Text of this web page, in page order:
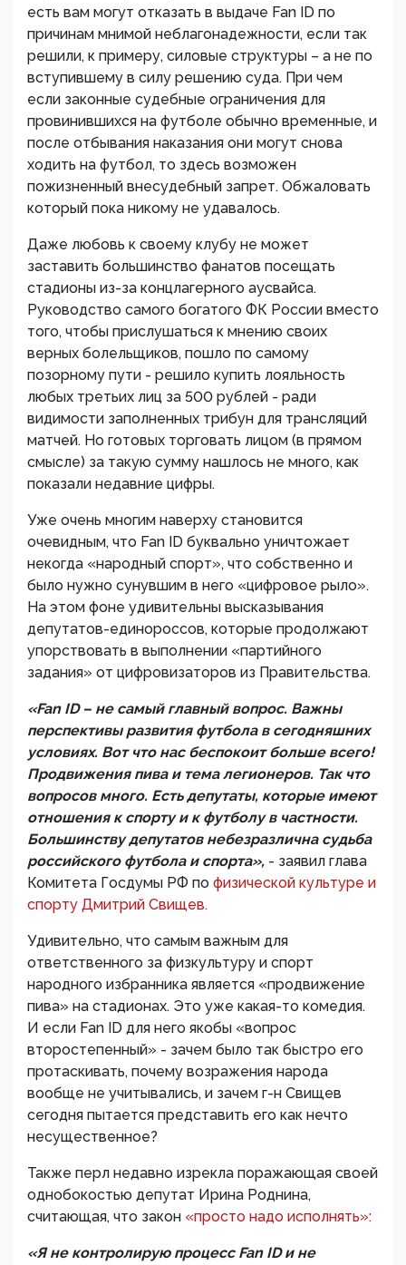
есть вам могут отказать в выдаче Fan ID по
причинам мнимой неблагонадежности, если так
решили, к примеру, силовые структуры – а не по
вступившему в силу решению суда. При чем
если законные судебные ограничения для
провинившихся на футболе обычно временные, и
после отбывания наказания они могут снова
ходить на футбол, то здесь возможен
пожизненный внесудебный запрет. Обжаловать
который пока никому не удавалось.
Даже любовь к своему клубу не может
заставить большинство фанатов посещать
стадионы из-за концлагерного аусвайса.
Руководство самого богатого ФК России вместо
того, чтобы прислушаться к мнению своих
верных болельщиков, пошло по самому
позорному пути - решило купить лояльность
любых третьих лиц за 500 рублей - ради
видимости заполненных трибун для трансляций
матчей. Но готовых торговать лицом (в прямом
смысле) за такую сумму нашлось не много, как
показали недавние цифры.
Уже очень многим наверху становится
очевидным, что Fan ID буквально уничтожает
некогда «народный спорт», что собственно и
было нужно сунувшим в него «цифровое рыло».
На этом фоне удивительны высказывания
депутатов-единороссов, которые продолжают
упорствовать в выполнении «партийного
задания» от цифровизаторов из Правительства.
«Fan ID – не самый главный вопрос. Важны
перспективы развития футбола в сегодняшних
условиях. Вот что нас беспокоит больше всего!
Продвижения пива и тема легионеров. Так что
вопросов много. Есть депутаты, которые имеют
отношения к спорту и к футболу в частности.
Большинству депутатов небезразлична судьба
российского футбола и спорта», - заявил глава
Комитета Госдумы РФ по физической культуре и
спорту Дмитрий Свищев.
Удивительно, что самым важным для
ответственного за физкультуру и спорт
народного избранника является «продвижение
пива» на стадионах. Это уже какая-то комедия.
И если Fan ID для него якобы «вопрос
второстепенный» - зачем было так быстро его
протаскивать, почему возражения народа
вообще не учитывались, и зачем г-н Свищев
сегодня пытается представить его как нечто
несущественное?
Также перл недавно изрекла поражающая своей
однобокостью депутат Ирина Роднина,
считающая, что закон «просто надо исполнять»:
«Я не контролирую процесс Fan ID и не